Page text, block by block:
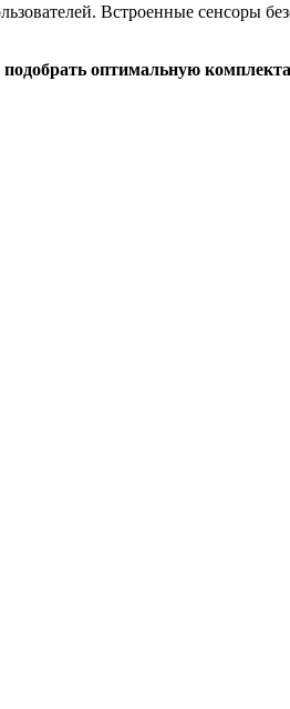
Встроенные сенсоры
оптимальную